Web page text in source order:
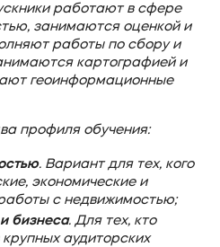
работают в сфере
занимаются оценкой и
работы по сбору и
картографией и
геоинформационные
профиля обучения:
. Вариант для тех, кого
экономические и
с недвижимостью;
бизнеса. Для тех, кто
аудиторских